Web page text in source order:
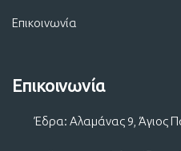
Επικοινωνία
Επικοινωνία
Έδρα: Αλαμάνας 9, Άγιος